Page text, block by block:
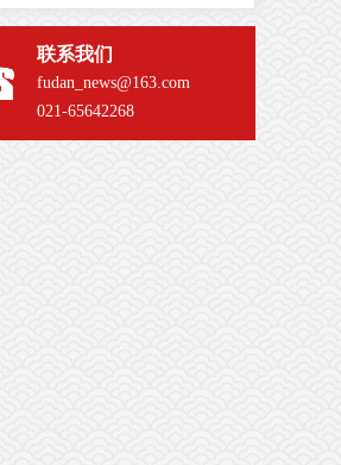
联系我们
fudan_news@163.com
021-65642268